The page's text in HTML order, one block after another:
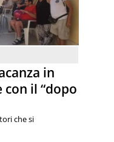
in
il “dopo
che si